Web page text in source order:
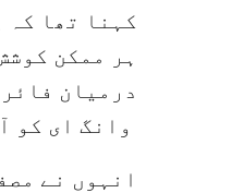
کہنا تھا کہ
ہر ممکن
درمیان
وانگ ای کو
انہوں نے